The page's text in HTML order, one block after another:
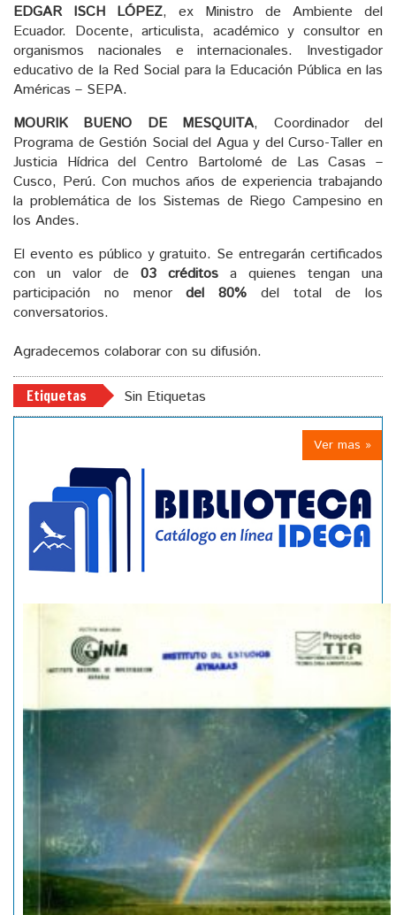
EDGAR ISCH LÓPEZ, ex Ministro de Ambiente del
Ecuador. Docente, articulista, académico y consultor en
organismos nacionales e internacionales. Investigador
educativo de la Red Social para la Educación Pública en las
Américas – SEPA.
MOURIK BUENO DE MESQUITA, Coordinador del
Programa de Gestión Social del Agua y del Curso-Taller en
Justicia Hídrica del Centro Bartolomé de Las Casas –
Cusco, Perú. Con muchos años de experiencia trabajando
la problemática de los Sistemas de Riego Campesino en
los Andes.
El evento es público y gratuito. Se entregarán certificados
con un valor de 03 créditos a quienes tengan una
participación no menordel 80% del total de los
conversatorios.
Agradecemos colaborar con su difusión.
Etiquetas Sin Etiquetas
Ver mas »